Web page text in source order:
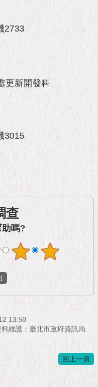
2733
更新開發科
3015
查
嗎?
13:50
料維護：臺北市政府資訊局
回上一頁